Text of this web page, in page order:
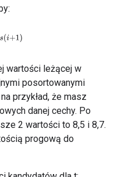
i+1)
wartości leżącej w
posortowanymi
przykład, że masz
danej cechy. Po
2 wartości to 8,5 i 8,7.
progową do